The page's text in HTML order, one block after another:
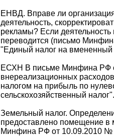
ЕНВД. Вправе ли
деятельность,
рекламы? Если
переводится (письмо
"Единый налог на вмененный
ЕСХН В письме Минфина РФ
внереализационных
налогом на прибыль по
сельскохозяйственный налог".
Земельный налог.
предоставлено помещение в
Минфина РФ от 10.09.2010 №